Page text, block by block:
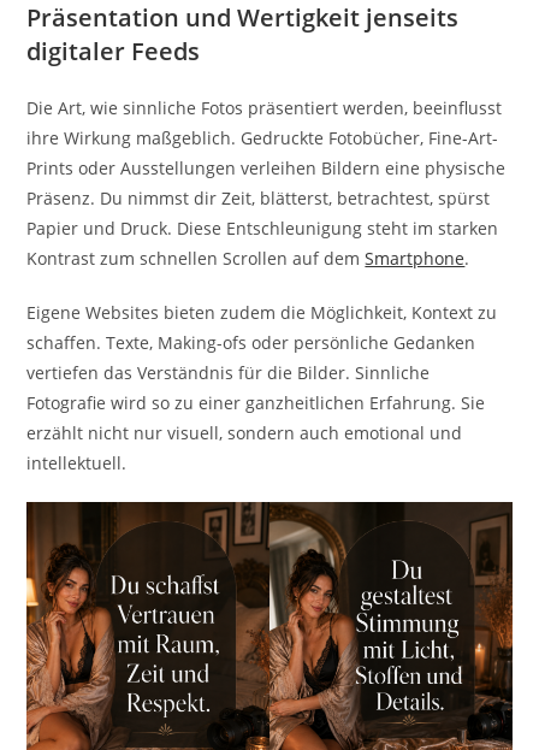
Präsentation und Wertigkeit jenseits
digitaler Feeds
Die Art, wie sinnliche Fotos präsentiert werden, beeinflusst
ihre Wirkung maßgeblich. Gedruckte Fotobücher, Fine-Art-
Prints oder Ausstellungen verleihen Bildern eine physische
Präsenz. Du nimmst dir Zeit, blätterst, betrachtest, spürst
Papier und Druck. Diese Entschleunigung steht im starken
Kontrast zum schnellen Scrollen auf demSmartphone.
Eigene Websites bieten zudem die Möglichkeit, Kontext zu
schaffen. Texte, Making-ofs oder persönliche Gedanken
vertiefen das Verständnis für die Bilder. Sinnliche
Fotografie wird so zu einer ganzheitlichen Erfahrung. Sie
erzählt nicht nur visuell, sondern auch emotional und
intellektuell.